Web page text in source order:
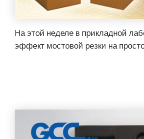
На этой неделе в прикладной
эффект мостовой резки на